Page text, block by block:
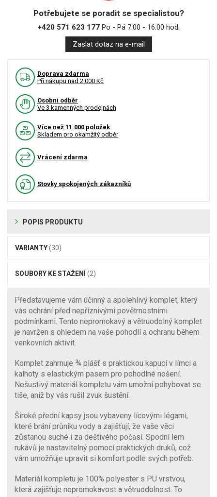
Potřebujete se poradit se specialistou?
+420 571 623 177Po - Pá 7:00 - 16:00 hod.
Zaslat dotaz na e-mail
Doprava zdarma
Pří nákupu nad 2.000 Kč
Osobní odběr
Ve 3 kamenných prodejnách
Více než 11.000 položek
Skladem pro okamžitý odběr
Vrácení zdarma
Stovky spokojených zákazníků
POPIS PRODUKTU
VARIANTY(30)
SOUBORY KE STAŽENÍ (2)
Představujeme vám účinný a spolehlivý komplet, který
vás ochrání před nepříznivými povětrnostními
podmínkami. Tento nepromokavý a větruodolný komplet
je navržen s ohledem na vaše pohodlí a ochranu během
venkovních aktivit.
Komplet zahrnuje ¾ plášť s praktickou kapucí v límci a
kalhoty s elastickým pasem pro pohodlné nošení.
Nešustivý materiál kompletu vám umožní pohybovat se
tiše, aniž by vás rušil zvuk šustění.
Široké přední kapsy jsou vybaveny lícovými légami,
které brání průniku vody a zajišťují, že vaše věci
zůstanou suché i za deštivého počasí. Spodní lem
rukávů je nastavitelný pomocí praktických druků, což
vám umožňuje upravit si komfort podle svých potřeb.
Materiál kompletu je 100% polyester s PU vrstvou,
která zajišťuje nepromokavost a větruodolnost. To